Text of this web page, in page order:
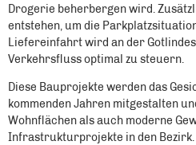
Drogerie beherbergen wird.
entstehen, um die
Liefereinfahrt wird an der
Verkehrsfluss optimal zu steuern.
Diese Bauprojekte werden das
kommenden Jahren mitgestalten
Wohnflächen als auch moderne
Infrastrukturprojekte in den Bezirk.